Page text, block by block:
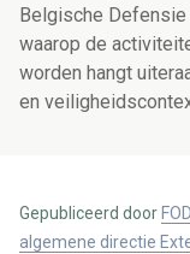
Belgische
waarop de
worden hangt
en
Gepubliceerd door
algemene directie